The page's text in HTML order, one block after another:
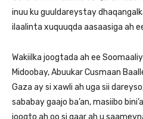
inuu ku guuldareystay
ilaalinta xuquuqda aasaasiga ah
Wakiilka joogtada ah ee
Midoobay, Abuukar Cusmaan
Gaza ay si xawli ah uga sii
sababay gaajo ba’an, masiibo
joogto ah oo si gaar ah u